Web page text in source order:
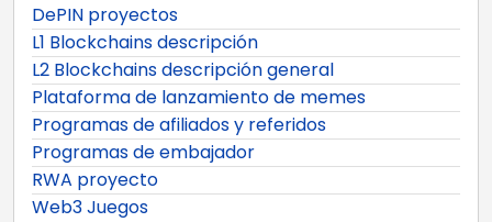
DePIN proyectos
L1 Blockchains descripción
L2 Blockchains descripción general
Plataforma de lanzamiento de memes
Programas de afiliados y referidos
Programas de embajador
RWA proyecto
Web3 Juegos